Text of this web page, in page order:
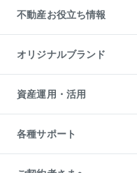
貸すガイド
事業用不動産
マンション投資
投資用マンション
アパート経営
収益物件
ビル購入（ビル一棟）
投資用不動産の売却査定
事業用不動産の売却査定
不動産お役立ち情報
マンションライブラリー
人気マンションランキング
暮らしに役立つ不動産メディア
不動産相場・不動産価格情報
不動産コラム・ニュース
不動産用語集
不動産なんでもネット相談室
住まいの税金
オリジナルブランド
一棟リノベーションマンション
L`GENTE（ルジェンテ）
区分リノベーションマンション
投資用一棟レジデンスWELL
不動産小口投資
LEGACIA（レガシア）
資産運用・活用
不動産M&A
アセットマネジメント・出資
各種サポート
相続サポート